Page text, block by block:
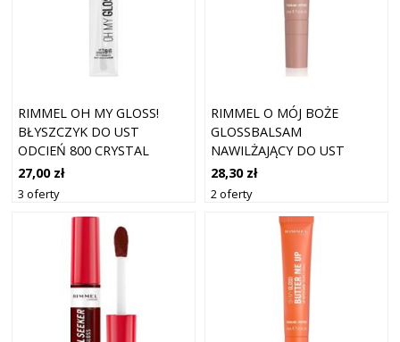
RIMMEL OH MY GLOSS!
BŁYSZCZYK DO UST
ODCIEŃ 800 CRYSTAL
CLEAR 6.5 ML
27,00 zł
3 oferty
RIMMEL O MÓJ BOŻE
GLOSSBALSAM
NAWILŻAJĄCY DO UST
BUTTER ME UP KOLOR 001
LATTE DELIGHT 15 ML
28,30 zł
2 oferty